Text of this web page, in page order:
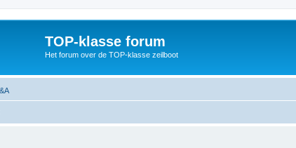
TOP-klasse forum
Het forum over de TOP-klasse zeilboot